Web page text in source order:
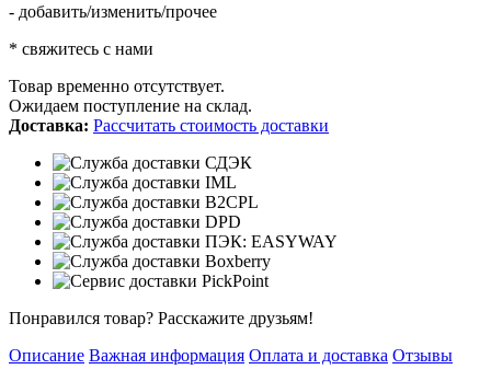
- добавить/изменить/прочее
* свяжитесь с нами
Товар временно отсутствует.
Ожидаем поступление на склад.
Доставка: Рассчитать стоимость доставки
Понравился товар? Расскажите друзьям!
Описание Важная информация Оплата и доставка Отзывы